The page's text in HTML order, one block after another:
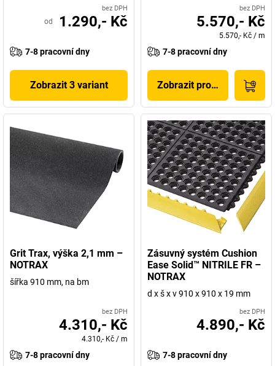
bez DPH
od 1.290,- Kč
7-8 pracovní dny
Zobrazit 3 variant
bez DPH
5.570,- Kč
5.570,- Kč / m
7-8 pracovní dny
Zobrazit produkt
Grit Trax, výška 2,1 mm –
NOTRAX
šířka 910 mm, na bm
bez DPH
4.310,- Kč
4.310,- Kč / m
7-8 pracovní dny
Zásuvný systém Cushion
Ease Solid™ NITRILE FR –
NOTRAX
d x š x v 910 x 910 x 19 mm
bez DPH
4.890,- Kč
7-8 pracovní dny